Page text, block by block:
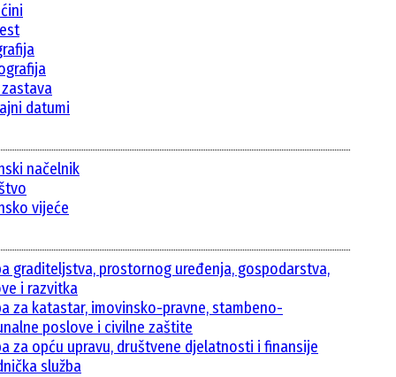
datumi
načelnik
vijeće
graditeljstva, prostornog uređenja, gospodarstva,
i razvitka
za katastar, imovinsko-pravne, stambeno-
poslove i civilne zaštite
za opću upravu, društvene djelatnosti i finansije
služba